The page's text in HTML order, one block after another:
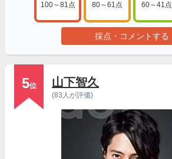
100～81点 80～61点 60～41点
採点・コメントする
5位 山下智久
(83人が評価)